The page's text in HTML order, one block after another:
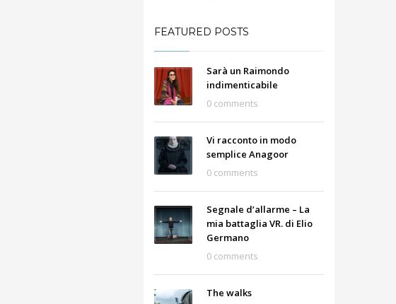
FEATURED POSTS
Sarà un Raimondo
indimenticabile
0 comments
Vi racconto in modo
semplice Anagoor
0 comments
Segnale d’allarme – La
mia battaglia VR. di Elio
Germano
0 comments
The walks